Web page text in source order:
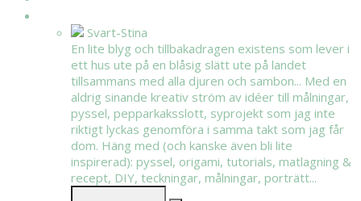
Svart-Stina
En lite blyg och tillbakadragen existens som lever i
ett hus ute på en blåsig slätt ute på landet
tillsammans med alla djuren och sambon... Med en
aldrig sinande kreativ ström av idéer till målningar,
pyssel, pepparkaksslott, syprojekt som jag inte
riktigt lyckas genomföra i samma takt som jag får
dom. Häng med (och kanske även bli lite
inspirerad): pyssel, origami, tutorials, matlagning &
recept, DIY, teckningar, målningar, porträtt...